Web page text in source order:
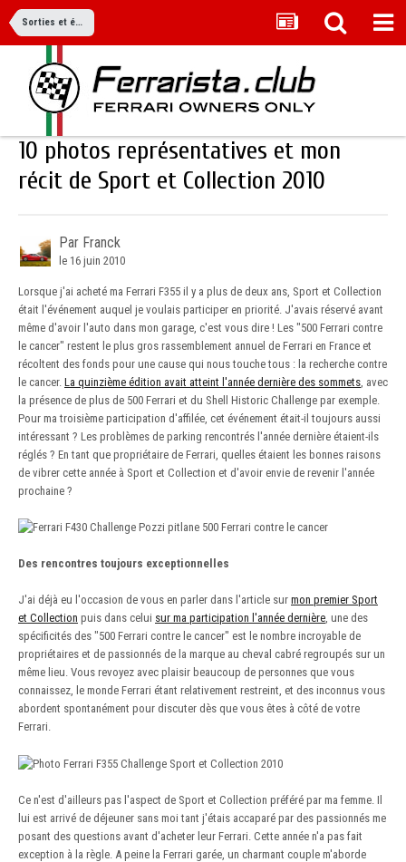
Sorties et événements
10 photos représentatives et mon
récit de Sport et Collection 2010
Par Franck
le 16 juin 2010
Lorsque j'ai acheté ma Ferrari F355 il y a plus de deux ans, Sport et Collection
était l'événement auquel je voulais participer en priorité. J'avais réservé avant
même d'avoir l'auto dans mon garage, c'est vous dire ! Les "500 Ferrari contre
le cancer" restent le plus gros rassemblement annuel de Ferrari en France et
récoltent des fonds pour une cause qui nous touche tous : la recherche contre
le cancer. La quinzième édition avait atteint l'année dernière des sommets , avec
la présence de plus de 500 Ferrari et du Shell Historic Challenge par exemple.
Pour ma troisième participation d'affilée, cet événement était-il toujours aussi
intéressant ? Les problèmes de parking rencontrés l'année dernière étaient-ils
réglés ? En tant que propriétaire de Ferrari, quelles étaient les bonnes raisons
de vibrer cette année à Sport et Collection et d'avoir envie de revenir l'année
prochaine ?
Des rencontres toujours exceptionnelles
J'ai déjà eu l'occasion de vous en parler dans l'article sur mon premier Sport
et Collection puis dans celui sur ma participation l'année dernière, une des
spécificités des "500 Ferrari contre le cancer" est le nombre incroyable de
propriétaires et de passionnés de la marque au cheval cabré regroupés sur un
même lieu. Vous revoyez avec plaisir beaucoup de personnes que vous
connaissez, le monde Ferrari étant relativement restreint, et des inconnus vous
abordent spontanément pour discuter dès que vous êtes à côté de votre
Ferrari.
Ce n'est d'ailleurs pas l'aspect de Sport et Collection préféré par ma femme. Il
lui est arrivé de déjeuner sans moi tant j'étais accaparé par des passionnés me
posant des questions avant d'acheter leur Ferrari. Cette année n'a pas fait
exception à la règle. A peine la Ferrari garée, un charmant couple m'aborde